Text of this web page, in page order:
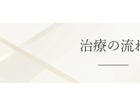
治療の流